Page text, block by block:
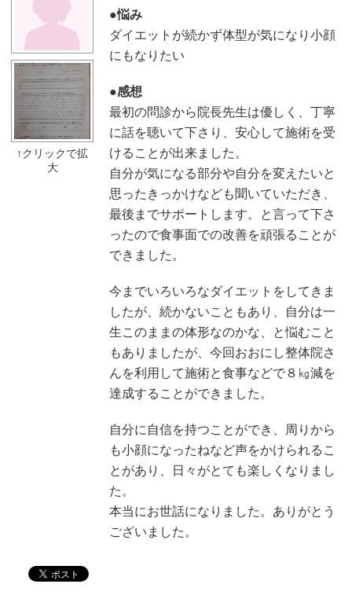
●悩み
ダイエットが続かず体型が気になり小顔
にもなりたい
●感想
最初の問診から院長先生は優しく、丁寧
に話を聴いて下さり、安心して施術を受
けることが出来ました。
自分が気になる部分や自分を変えたいと
思ったきっかけなども聞いていただき、
最後までサポートします。と言って下さ
ったので食事面での改善を頑張ることが
できました。
今までいろいろなダイエットをしてきま
したが、続かないこともあり、自分は一
生このままの体形なのかな、と悩むこと
もありましたが、今回おおにし整体院さ
んを利用して施術と食事などで８㎏減を
達成することができました。
自分に自信を持つことができ、周りから
も小顔になったねなど声をかけられるこ
とがあり、日々がとても楽しくなりまし
た。
本当にお世話になりました。ありがとう
ございました。